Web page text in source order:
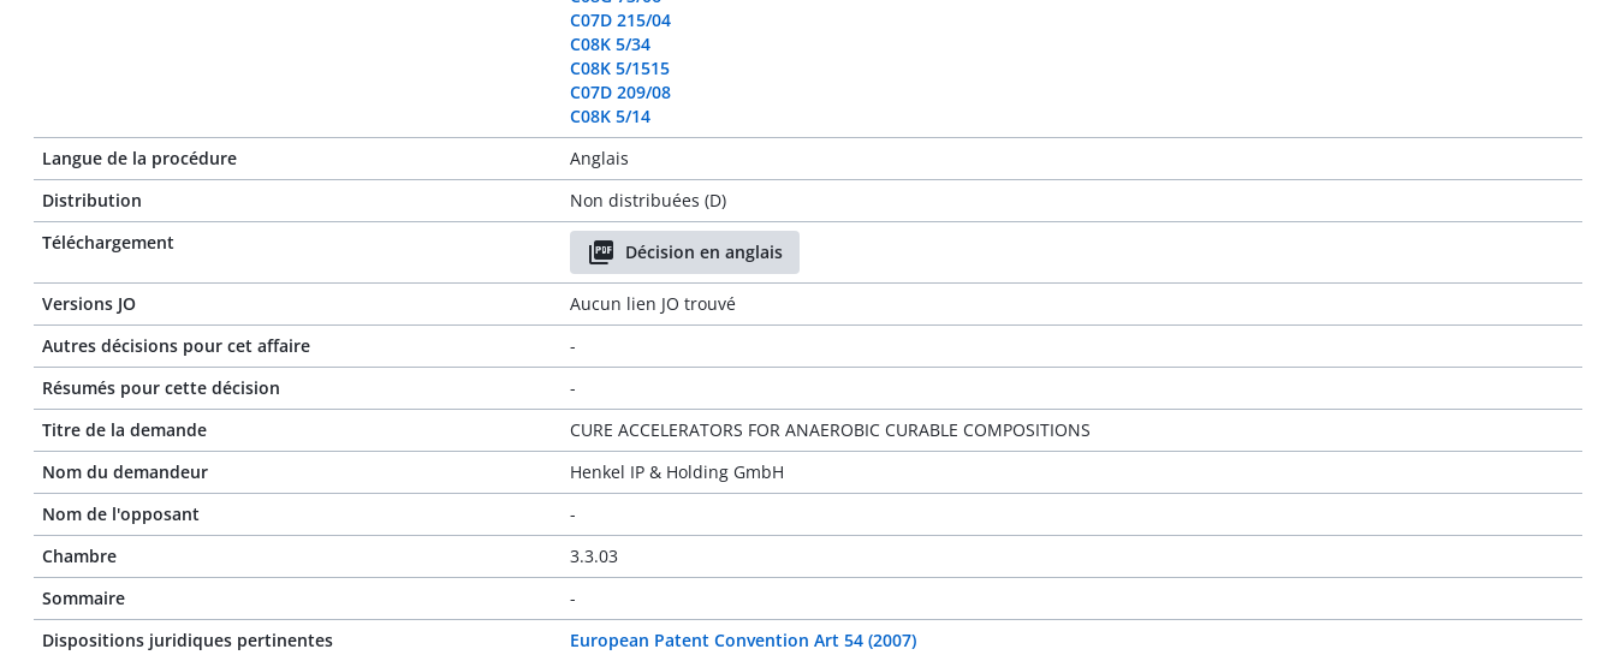
C07D 215/04
C08K 5/34
C08K 5/1515
C07D 209/08
C08K 5/14
Langue de la procédure
Anglais
Distribution
Non distribuées (D)
Téléchargement
Décision en anglais
Versions JO
Aucun lien JO trouvé
Autres décisions pour cet affaire
-
Résumés pour cette décision
-
Titre de la demande
CURE ACCELERATORS FOR ANAEROBIC CURABLE COMPOSITIONS
Nom du demandeur
Henkel IP & Holding GmbH
Nom de l'opposant
-
Chambre
3.3.03
Sommaire
-
Dispositions juridiques pertinentes
European Patent Convention Art 54 (2007)